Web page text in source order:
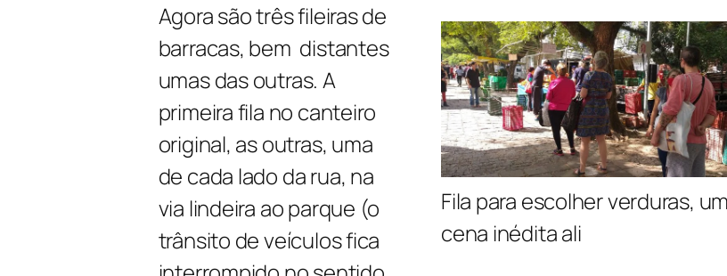
Fila para escolher verduras,
cena inédita ali
Agora são três fileiras de
barracas, bem distantes
umas das outras. A
primeira fila no canteiro
original, as outras, uma
de cada lado da rua, na
via lindeira ao parque (o
trânsito de veículos fica